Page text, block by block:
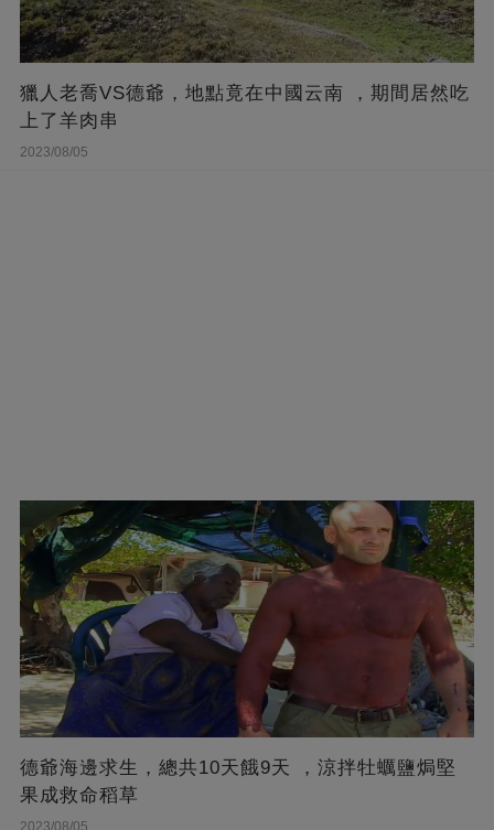
獵人老喬VS德爺，地點竟在中國云南 ，期間居然吃
上了羊肉串
2023/08/05
德爺海邊求生，總共10天餓9天 ，涼拌牡蠣鹽焗堅
果成救命稻草